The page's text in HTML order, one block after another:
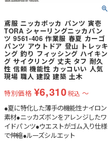
鳶服 ニッカポッカ パンツ 寅壱
TORA シャーリングニッカパン
ツ 9561-406 作業服 春夏 カーゴ
パンツ アウトドア 登山 トレッキ
ング 釣り フィッシング ハイキン
グ サイクリング 丈夫 タフ 耐久
性 信頼 機能性 カッコいい 人気
現場 職人 建設 建築 土木
特別価格 ¥6,310税込 〜
●夏に特化した薄手の機能性ナイロン
素材●ニッカズボンをアレンジしたワ
イドパンツ●ウエストがゴム入り仕様
で伸縮●ルーズシルエット